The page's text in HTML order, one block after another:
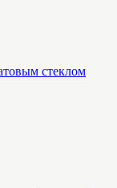
стеклом